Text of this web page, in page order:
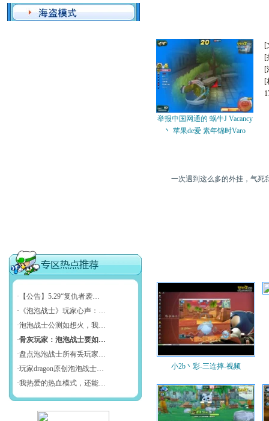
举报中国网通的 蜗牛J Vacancy
丶 苹果de爱 素年锦时Varo
[
[
[
[
一次遇到这么多的外挂，气死
小2b丶彩-三连摔-视频